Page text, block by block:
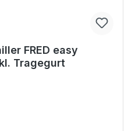
FRED easy
Tragegurt